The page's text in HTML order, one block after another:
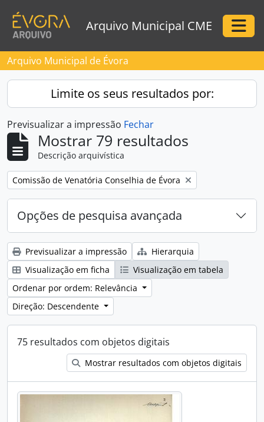
Arquivo Municipal CME
Arquivo Municipal de Évora
Limite os seus resultados por:
Previsualizar a impressão Fechar
Mostrar 79 resultados
Descrição arquivística
Remove filter:
Comissão de Venatória Conselhia de Évora
Opções de pesquisa avançada
Previsualizar a impressão
Hierarquia
Visualização em ficha
Visualização em tabela
Ordenar por ordem: Relevância
Direção: Descendente
75 resultados com objetos digitais
Mostrar resultados com objetos digitais